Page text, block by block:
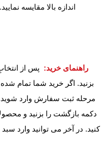
اندازه بالا مقایسه
راهنمای خرید: پس از
بزنید. اگر خرید شما تمام
مرحله ثبت سفارش وارد شوید.
دکمه بازگشت را بزنید و
کنید. در آخر می توانید وارد